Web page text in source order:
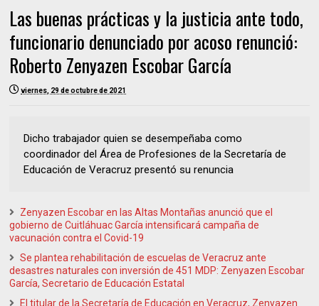
Las buenas prácticas y la justicia ante todo,
funcionario denunciado por acoso renunció:
Roberto Zenyazen Escobar García
viernes, 29 de octubre de 2021
Dicho trabajador quien se desempeñaba como
coordinador del Área de Profesiones de la Secretaría de
Educación de Veracruz presentó su renuncia
Zenyazen Escobar en las Altas Montañas anunció que el
gobierno de Cuitláhuac García intensificará campaña de
vacunación contra el Covid-19
Se plantea rehabilitación de escuelas de Veracruz ante
desastres naturales con inversión de 451 MDP: Zenyazen Escobar
García, Secretario de Educación Estatal
El titular de la Secretaría de Educación en Veracruz, Zenyazen